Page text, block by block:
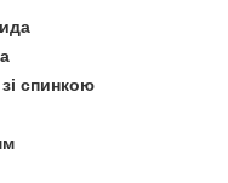
спинкою